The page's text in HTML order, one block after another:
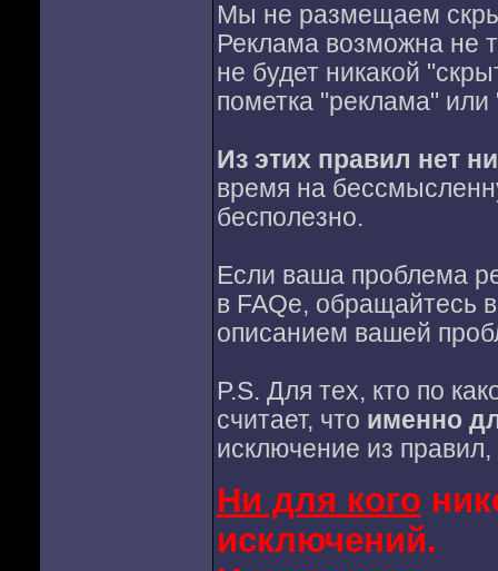
Мы не размещаем
Реклама возможна не
не будет никакой
пометка "реклама"
Из этих правил нет
время на
бесполезно.
Если ваша проблема
в FAQе, обращайтесь
описанием вашей
P.S. Для тех, кто по
считает, что именно
исключение из
Ни для кого
исключений.